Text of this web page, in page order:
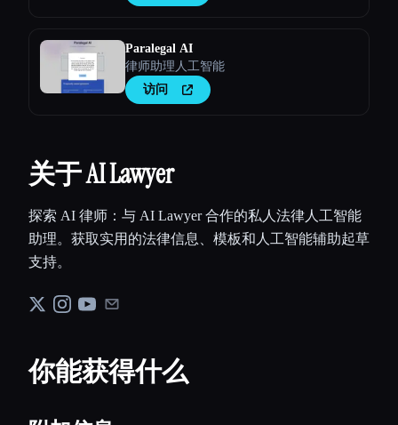
Paralegal AI
律师助理人工智能
访问
关于 AI Lawyer
探索 AI 律师：与 AI Lawyer 合作的私人法律人工智能
助理。获取实用的法律信息、模板和人工智能辅助起草
支持。
你能获得什么